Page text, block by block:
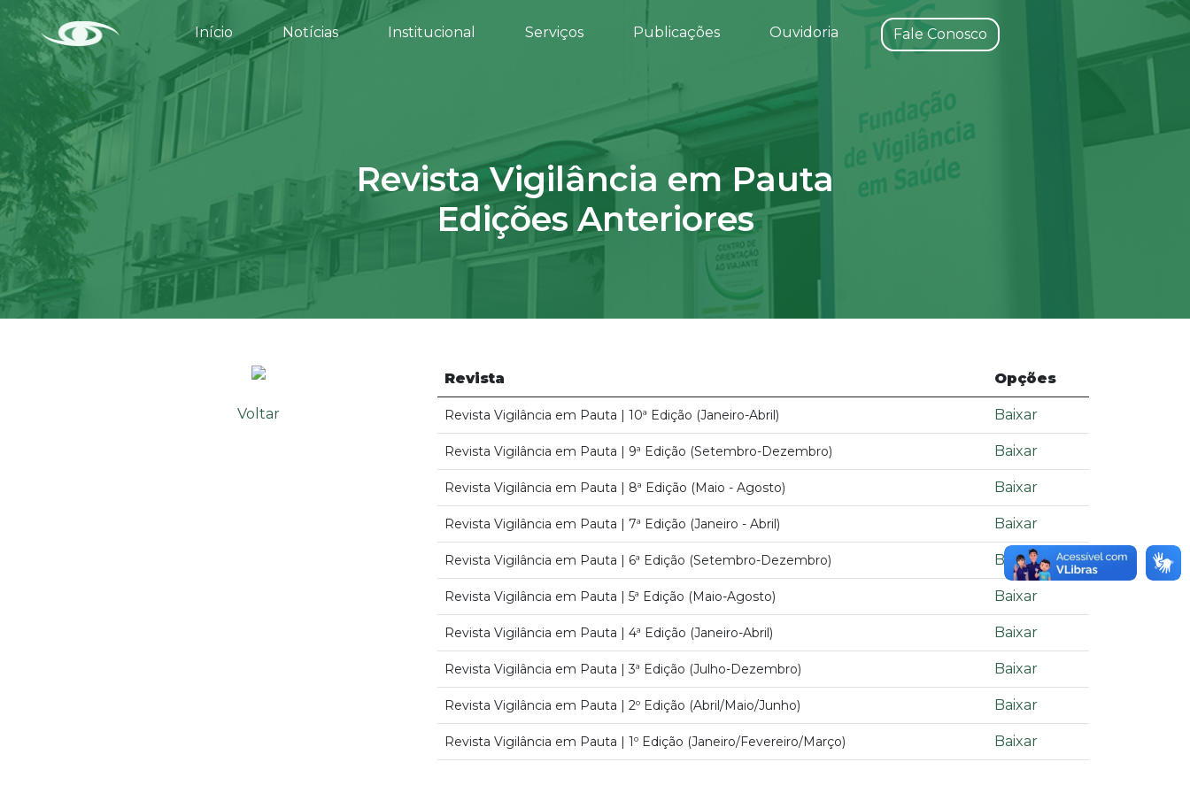
Início Notícias Institucional Serviços Publicações Ouvidoria Fale Conosco
Revista Vigilância em Pauta
Edições Anteriores
Voltar
Revista Opções
Revista Vigilância em Pauta | 10ª Edição (Janeiro-Abril) Baixar
Revista Vigilância em Pauta | 9ª Edição (Setembro-Dezembro) Baixar
Revista Vigilância em Pauta | 8ª Edição (Maio - Agosto) Baixar
Revista Vigilância em Pauta | 7ª Edição (Janeiro - Abril) Baixar
Revista Vigilância em Pauta | 6ª Edição (Setembro-Dezembro) Baixar
Revista Vigilância em Pauta | 5ª Edição (Maio-Agosto) Baixar
Revista Vigilância em Pauta | 4ª Edição (Janeiro-Abril) Baixar
Revista Vigilância em Pauta | 3ª Edição (Julho-Dezembro) Baixar
Revista Vigilância em Pauta | 2º Edição (Abril/Maio/Junho) Baixar
Revista Vigilância em Pauta | 1º Edição (Janeiro/Fevereiro/Março) Baixar